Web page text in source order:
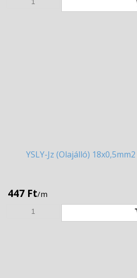
YSLY-Jz (Olajálló)
447 Ft/m